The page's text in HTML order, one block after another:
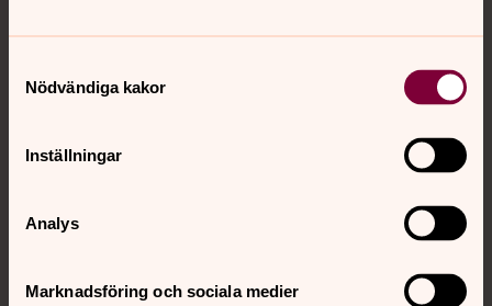
Nödvändiga kakor
Inställningar
Analys
Marknadsföring och sociala medier